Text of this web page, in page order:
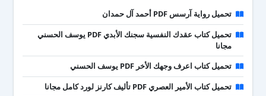
تحميل رواية آرسس PDF أحمد آل حمدان
تحميل كتاب عقدك النفسية سجنك الأبدي PDF يوسف الحسني
مجانا
تحميل كتاب اعرف وجهك الأخر PDF يوسف الحسني
تحميل كتاب الأمير العصري PDF تأليف كارنز لورد كامل مجانا